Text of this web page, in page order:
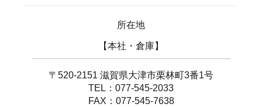
所在地
【本社・倉庫】
〒520-2151 滋賀県大津市栗林町3番1号
TEL：077-545-2033
FAX：077-545-7638